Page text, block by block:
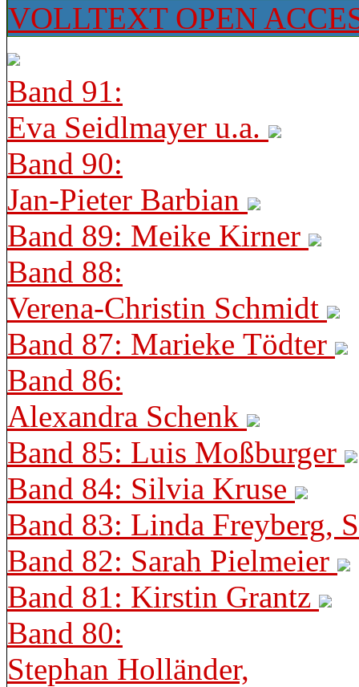
VOLLTEXT OPEN
Band 91:
Eva Seidlmayer u.a.
Band 90:
Jan-Pieter Barbian
Band 89: Meike Kirner
Band 88:
Verena-Christin Schmidt
Band 87: Marieke Tödter
Band 86:
Alexandra Schenk
Band 85: Luis Moßburger
Band 84: Silvia Kruse
Band 83: Linda Freyberg,
Band 82: Sarah Pielmeier
Band 81: Kirstin Grantz
Band 80:
Stephan Holländer,